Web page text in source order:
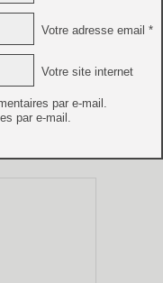
Votre adresse email *
Votre site internet
par e-mail.
par e-mail.